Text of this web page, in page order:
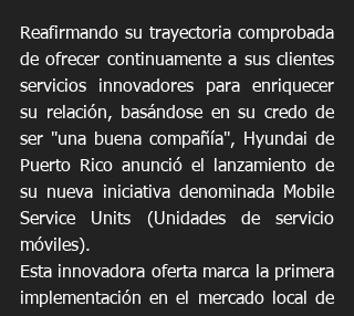
Reafirmando su trayectoria comprobada
de ofrecer continuamente a sus clientes
servicios innovadores para enriquecer
su relación, basándose en su credo de
ser "una buena compañía", Hyundai de
Puerto Rico anunció el lanzamiento de
su nueva iniciativa denominada Mobile
Service Units (Unidades de servicio
móviles).
Esta innovadora oferta marca la primera
implementación en el mercado local de